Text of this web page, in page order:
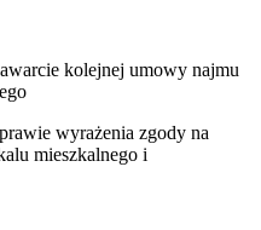
kolejnej umowy najmu
wyrażenia zgody na
mieszkalnego i